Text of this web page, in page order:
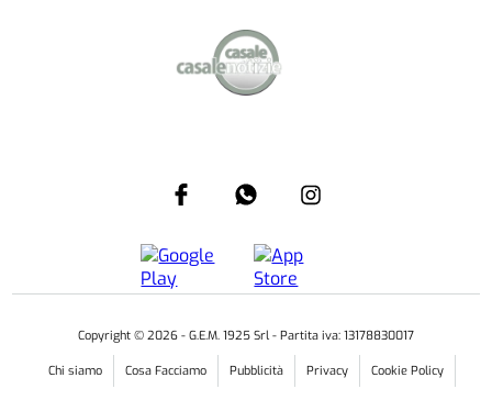
Copyright © 2026 - G.E.M. 1925 Srl - Partita iva: 13178830017
Chi siamo Cosa Facciamo Pubblicità Privacy Cookie Policy